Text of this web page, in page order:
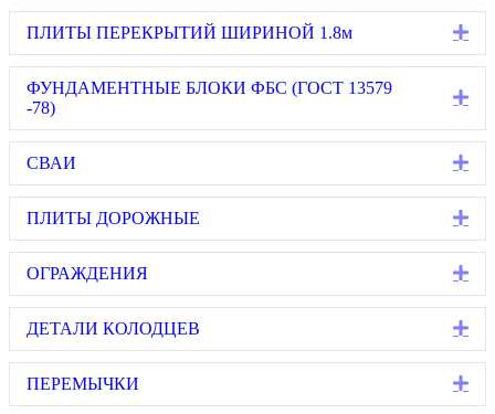
ПЛИТЫ ПЕРЕКРЫТИЙ ШИРИНОЙ 1.8м
ФУНДАМЕНТНЫЕ БЛОКИ ФБС (ГОСТ 13579
-78)
СВАИ
ПЛИТЫ ДОРОЖНЫЕ
ОГРАЖДЕНИЯ
ДЕТАЛИ КОЛОДЦЕВ
ПЕРЕМЫЧКИ